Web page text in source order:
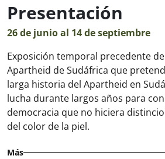
Presentación
26 de junio al 14 de septiembre
Exposición temporal precedente
Apartheid de Sudáfrica que
larga historia del Apartheid en
lucha durante largos años para
democracia que no hiciera
del color de la piel.
Más